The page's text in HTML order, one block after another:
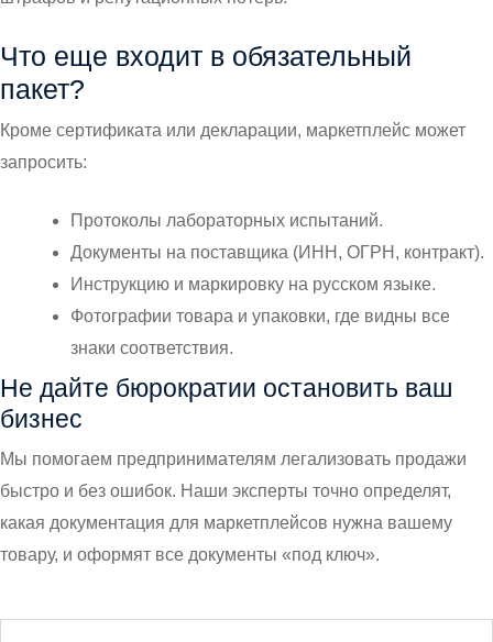
Что еще входит в обязательный
пакет?
Кроме сертификата или декларации, маркетплейс может
запросить:
Протоколы лабораторных испытаний.
Документы на поставщика (ИНН, ОГРН, контракт).
Инструкцию и маркировку на русском языке.
Фотографии товара и упаковки, где видны все
знаки соответствия.
Не дайте бюрократии остановить ваш
бизнес
Мы помогаем предпринимателям легализовать продажи
быстро и без ошибок. Наши эксперты точно определят,
какая документация для маркетплейсов нужна вашему
товару, и оформят все документы «под ключ».